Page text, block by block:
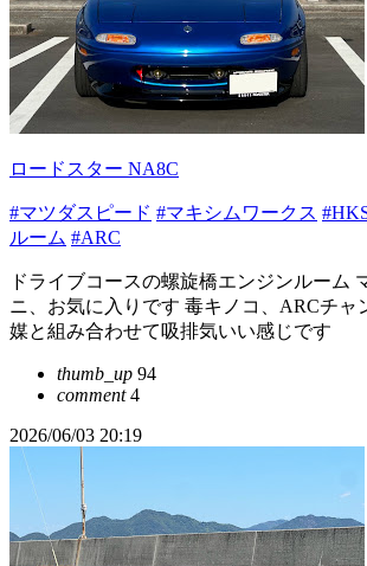
ロードスター NA8C
#マツダスピード #マキシムワークス
ルーム #ARC
ドライブコースの螺旋橋エンジンルーム
ニ、お気に入りです 毒キノコ、ARCチャ
媒と組み合わせて吸排気いい感じです
thumb_up 94
comment4
2026/06/03 20:19